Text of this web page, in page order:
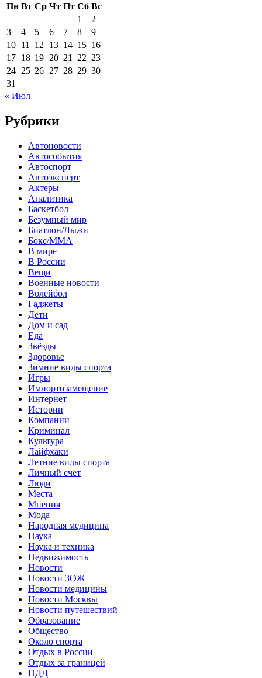
Пн Вт Ср Чт Пт Сб Вс
1
2
3
4 5 6 7 8
9
10 11 12 13 14 15 16
17 18 19 20 21 22 23
24 25 26 27 28 29 30
31
« Июл
Рубрики
Автоновости
Автособытия
Автоспорт
Автоэксперт
Актеры
Аналитика
Баскетбол
Безумный мир
Биатлон/Лыжи
Бокс/MMA
В мире
В России
Вещи
Военные новости
Волейбол
Гаджеты
Дети
Дом и сад
Еда
Звёзды
Здоровье
Зимние виды спорта
Игры
Импортозамещение
Интернет
Истории
Компании
Криминал
Культура
Лайфхаки
Летние виды спорта
Личный счет
Люди
Места
Мнения
Мода
Народная медицина
Наука
Наука и техника
Недвижимость
Новости
Новости ЗОЖ
Новости медицины
Новости Москвы
Новости путешествий
Образование
Общество
Около спорта
Отдых в России
Отдых за границей
ПДД